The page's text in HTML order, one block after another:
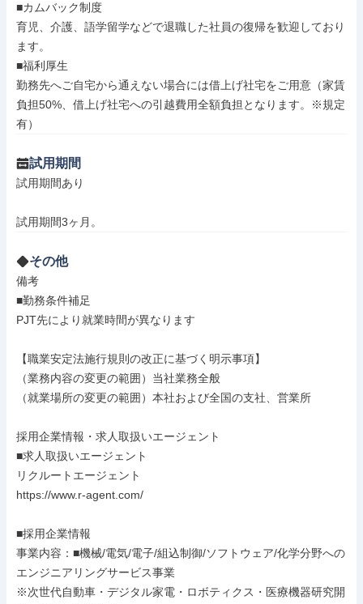
■カムバック制度
育児、介護、語学留学などで退職した社員の復帰を歓迎しており
ます。
■福利厚生
勤務先へご自宅から通えない場合には借上げ社宅をご用意（家賃
負担50%、借上げ社宅への引越費用全額負担となります。※規定
有）
試用期間
試用期間あり
試用期間3ヶ月。
その他
備考
■勤務条件補足
PJT先により就業時間が異なります
【職業安定法施行規則の改正に基づく明示事項】
（業務内容の変更の範囲）当社業務全般
（就業場所の変更の範囲）本社および全国の支社、営業所
採用企業情報・求人取扱いエージェント
■求人取扱いエージェント
リクルートエージェント
https://www.r-agent.com/
■採用企業情報
事業内容：■機械/電気/電子/組込制御/ソフトウェア/化学分野への
エンジニアリングサービス事業
※次世代自動車・デジタル家電・ロボティクス・医療機器研究開